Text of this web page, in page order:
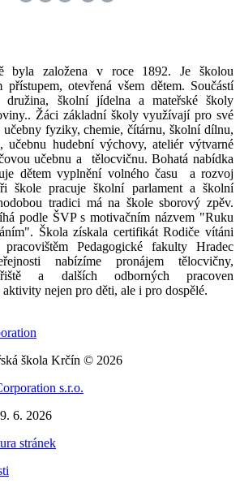
byla založena v roce 1892. Je školou
přístupem, otevřená všem dětem. Součástí
školní jídelna a mateřské školy
Žáci základní školy využívají pro své
fyziky, chemie, čítárnu, školní dílnu,
učebnu hudební výchovy, ateliér výtvarné
učebnu a tělocvičnu. Bohatá nabídka
dětem vyplnění volného času a rozvoj
škole pracuje školní parlament a školní
tradici má na škole sborový zpěv.
podle ŠVP s motivačním názvem "Ruku
Škola získala certifikát Rodiče vítáni
Pedagogické fakulty Hradec
nabízíme pronájem tělocvičny,
a dalších odborných pracoven
nejen pro děti, ale i pro dospělé.
škola Krčín © 2026
s.r.o.
6. 2026
stránek